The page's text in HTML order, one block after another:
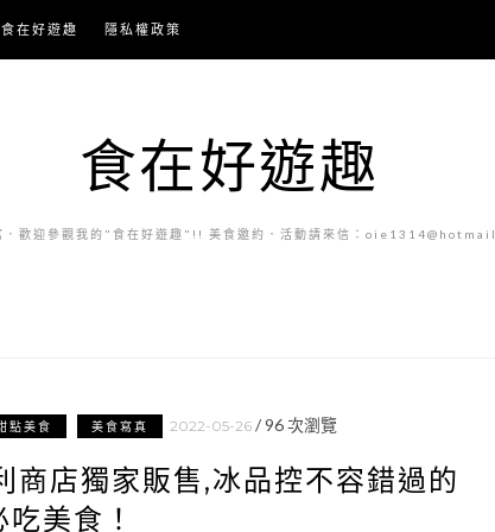
在好遊趣 隱私權政策
食在好遊趣
．歡迎參觀我的"食在好遊趣"!! 美食邀約．活動請來信：
點美食 美食寫真 2022-05-26 /96次瀏覽
店獨家販售,冰品控不容錯過的
美食！